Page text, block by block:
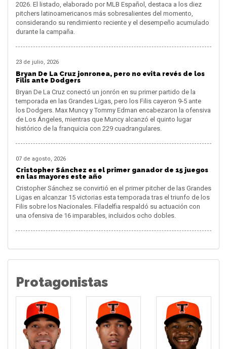
2026. El listado, elaborado por MLB Español, destaca a los diez
pitchers latinoamericanos más sobresalientes del momento,
considerando su rendimiento reciente y el desempeño acumulado
durante la campaña.
23 de julio, 2026
Bryan De La Cruz jonronea, pero no evita revés de los
Filis ante Dodgers
Bryan De La Cruz conectó un jonrón en su primer partido de la
temporada en las Grandes Ligas, pero los Filis cayeron 9-5 ante
los Dodgers. Max Muncy y Tommy Edman encabezaron la ofensiva
de Los Ángeles, mientras que Muncy alcanzó el quinto lugar
histórico de la franquicia con 229 cuadrangulares.
07 de agosto, 2026
Cristopher Sánchez es el primer ganador de 15 juegos
en las mayores este año
Cristopher Sánchez se convirtió en el primer pitcher de las Grandes
Ligas en alcanzar 15 victorias esta temporada tras el triunfo de los
Filis sobre los Nacionales. Filadelfia respaldó su actuación con
una ofensiva de 16 imparables, incluidos ocho dobles.
Protagonistas